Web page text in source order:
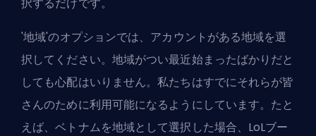
'地域'のオプションでは、アカウントがある地域を選
択してください。地域がつい最近始まったばかりだと
しても心配はいりません。私たちはすでにそれらが皆
さんのために利用可能になるようにしています。たと
えば、ベトナムを地域として選択した場合、LoLブー